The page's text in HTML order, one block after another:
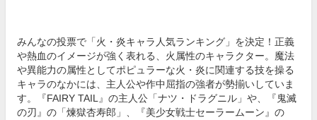
みんなの投票で「火・炎キャラ人気ランキング」を決定！正義
や熱血のイメージが強く表れる、火属性のキャラクター。魔法
や異能力の属性としてポピュラーな火・炎に関連する技を操る
キャラのなかには、主人公や作中屈指の強者が勢揃いしていま
す。『FAIRY TAIL』の主人公「ナツ・ドラグニル」や、『鬼滅
の刃』の「煉獄杏寿郎」、『美少女戦士セーラームーン』の